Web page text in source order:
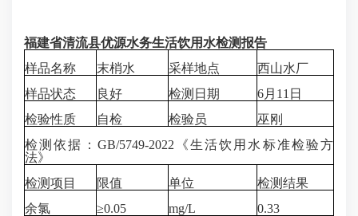
福建省清流县优源水务生活饮用水检测报告
样品名称
末梢水 采样地点
西山水厂
样品状态
良好 检测日期
6月11日
检验性质
自检 检验员
巫刚
检测依据： GB/5749-2022《生活饮用水标准检验方
法》
检测项目
限值 单位
检测结果
余氯
≥0.05 mg/L
0.33